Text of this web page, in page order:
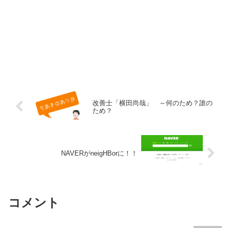
改善士「横田尚哉」 ～何のため？誰の
ため？
NAVERがneigHBorに！！
コメント